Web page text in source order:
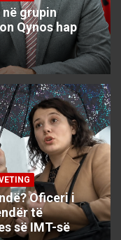
grupin
Qynos hap
Oficeri i
të
së IMT-së